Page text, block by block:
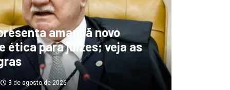
indica El Niño
diminuindo chuvas e
secas de rios
3 de agosto de 2026
amanhã novo
ética para juízes; veja as
3 de agosto de 2026